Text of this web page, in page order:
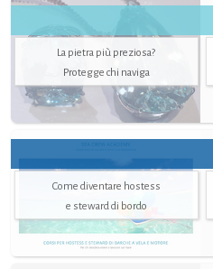
La pietra più preziosa?
Protegge chi naviga
Come diventare hostess
e steward di bordo